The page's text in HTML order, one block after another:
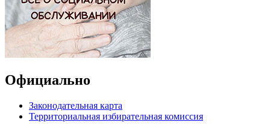
Официально
Законодательная карта
Территориальная избирательная комиссия